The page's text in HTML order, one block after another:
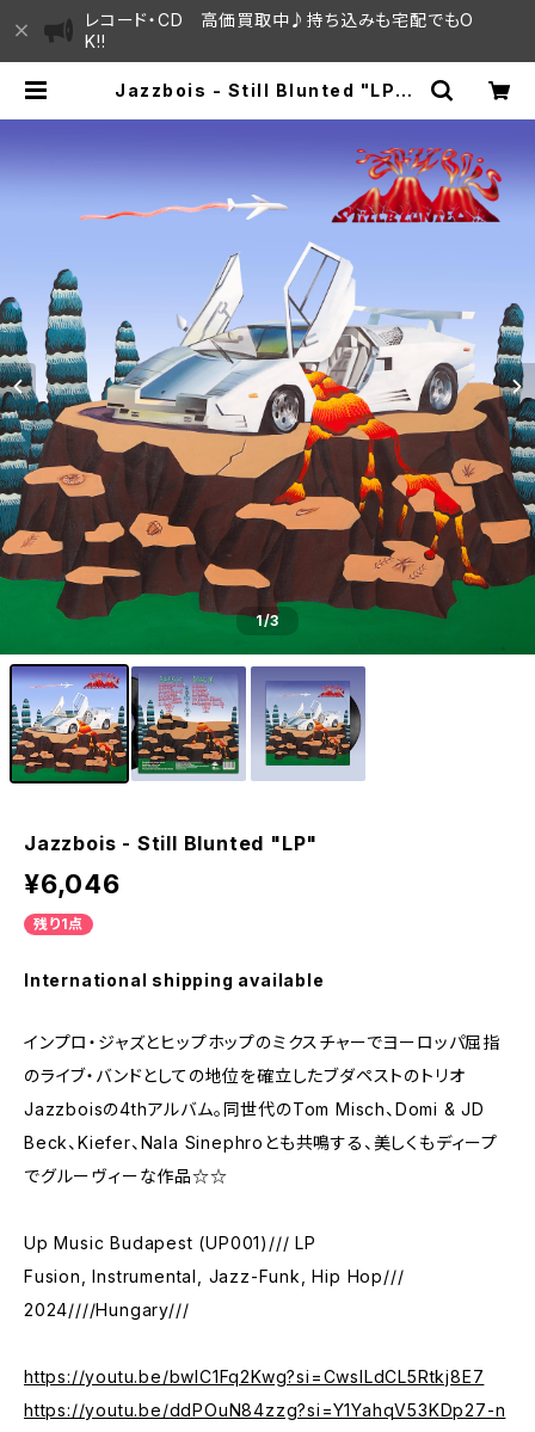
レコード・CD 高価買取中♪持ち込みも宅配でもO
K!!
Jazzbois - Still Blunted "LP" |
1/3
Jazzbois - Still Blunted "LP"
¥6,046
残り1点
International shipping available
インプロ・ジャズとヒップホップのミクスチャーでヨーロッパ屈指
のライブ・バンドとしての地位を確立したブダペストのトリオ
Jazzboisの4thアルバム。同世代のTom Misch、Domi & JD
Beck、Kiefer、Nala Sinephroとも共鳴する、美しくもディープ
でグルーヴィーな作品☆☆
Up Music Budapest (UP001)/// LP
Fusion, Instrumental, Jazz-Funk, Hip Hop///
2024////Hungary///
https://youtu.be/bwlC1Fq2Kwg?si=CwslLdCL5Rtkj8E7
https://youtu.be/ddPOuN84zzg?si=Y1YahqV53KDp27-n